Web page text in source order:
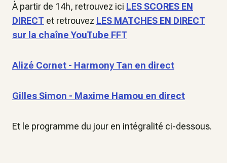
À partir de 14h, retrouvez ici LES SCORES EN
DIRECT et retrouvez LES MATCHES EN DIRECT
sur la chaîne YouTube FFT
Alizé Cornet - Harmony Tan en direct
Gilles Simon - Maxime Hamou en direct
Et le programme du jour en intégralité ci-dessous.